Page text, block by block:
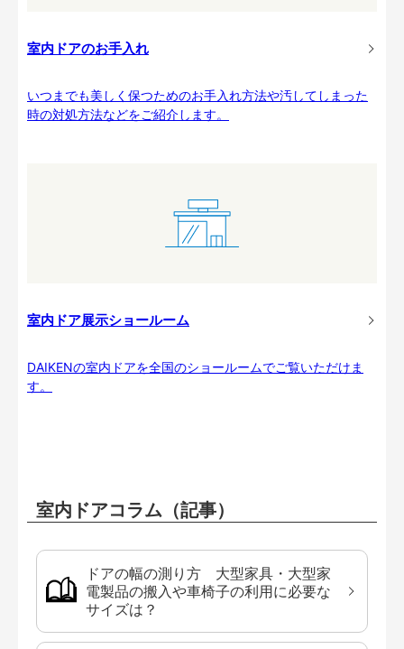
室内ドアのお手入れ
いつまでも美しく保つためのお手入れ方法や汚してしまった
時の対処方法などをご紹介します。
室内ドア展示ショールーム
DAIKENの室内ドアを全国のショールームでご覧いただけま
す。
室内ドアコラム（記事）
ドアの幅の測り方 大型家具・大型家
電製品の搬入や車椅子の利用に必要な
サイズは？